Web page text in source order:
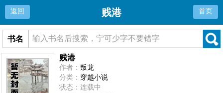
返回 贱港 首页
书名
贱港
作者：叛龙
分类： 穿越小说
状态：连载中